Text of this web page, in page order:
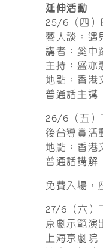
延伸活動
25/6（四）
藝人談：遇
講者：奚中
主持：盛亦
地點：香港
普通話主講
26/6（五）
後台導賞活
地點：香港
普通話講解
免費入場，
27/6（六）
京劇示範演
上海京劇院